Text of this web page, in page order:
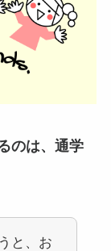
のは、通学
と、お